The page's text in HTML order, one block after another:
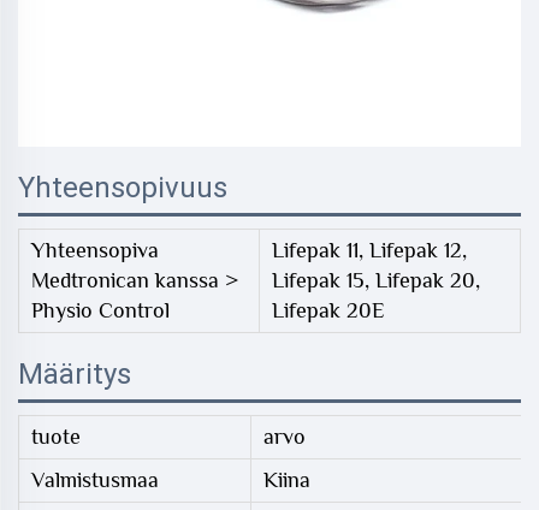
Yhteensopivuus
Yhteensopiva
Medtronican kanssa >
Physio Control
Lifepak 11, Lifepak 12,
Lifepak 15, Lifepak 20,
Lifepak 20E
Määritys
tuote
arvo
Valmistusmaa
Kiina